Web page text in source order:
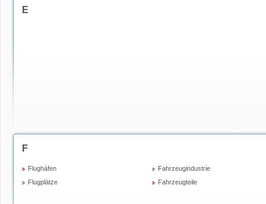
E
F
Flughäfen
Flugplätze
Fahrzeugindustrie
Fahrzeugteile